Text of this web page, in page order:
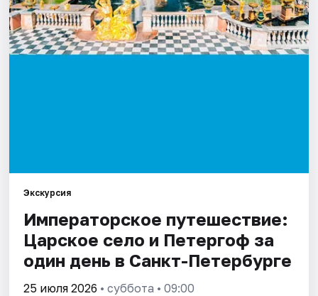
Артисты
Рейтинги
Экскурсия
Императорское путешествие:
Царское село и Петергоф за
один день в Санкт-Петербурге
25 июля 2026 • суббота • 09:00